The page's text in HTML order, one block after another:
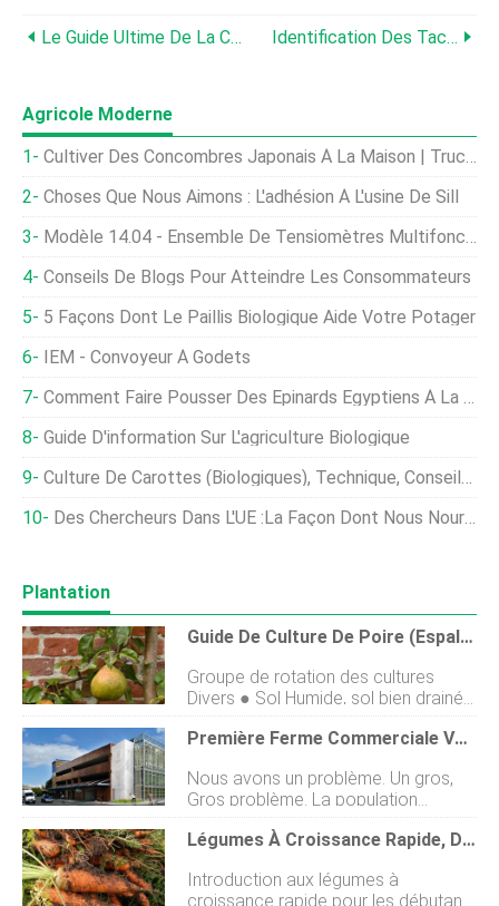
Le Guide Ultime De La Culture Des Tomates :une Liste De Conseils Pour La Culture Des Tomates Identification Des Taches Bactériennes Et Astuces Pour Lutter Contre Les Taches Bactériennes Sur Les Plants De Tomates
Agricole Moderne
Cultiver Des Concombres Japonais À La Maison | Trucs Et Astuces Essentiels
Choses Que Nous Aimons : L'adhésion À L'usine De Sill
Modèle 14.04 - Ensemble De Tensiomètres Multifonctions 90 Cm
Conseils De Blogs Pour Atteindre Les Consommateurs
5 Façons Dont Le Paillis Biologique Aide Votre Potager
IEM - Convoyeur À Godets
Comment Faire Pousser Des Épinards Égyptiens À La Maison | Un Guide Essentiel
Guide D'information Sur L'agriculture Biologique
Culture De Carottes (biologiques), Technique, Conseils Et Idées
Des Chercheurs Dans L'UE :la Façon Dont Nous Nourrissons Les Porcs Tue La Planète
Plantation
Guide De Culture De Poire (espalier)
Groupe de rotation des cultures
Divers ● Sol Humide, sol bien drainé
avec un pH presque neutre. Position
Dans les climats frais, cultiver des
espalier. Les poires semi-naines et
standard font dexcellents arbres
daménagement paysager dans les
grandes cours. Tolérant au gel Oui,
mais il est important de choisir des
variétés connues pour bien pousser
Première Ferme Commerciale Verticale Aux États-Unis En Cours De Construction Dans Le Wyoming
Nous avons un problème. Un gros,
Gros problème. La population
humaine a fait pencher la balance à
7,2 milliards de personnes au cours
milliard dentre nous sont sous-
Légumes À Croissance Rapide, Des Astuces, Technique
Introduction aux légumes à
croissance rapide pour les débutants